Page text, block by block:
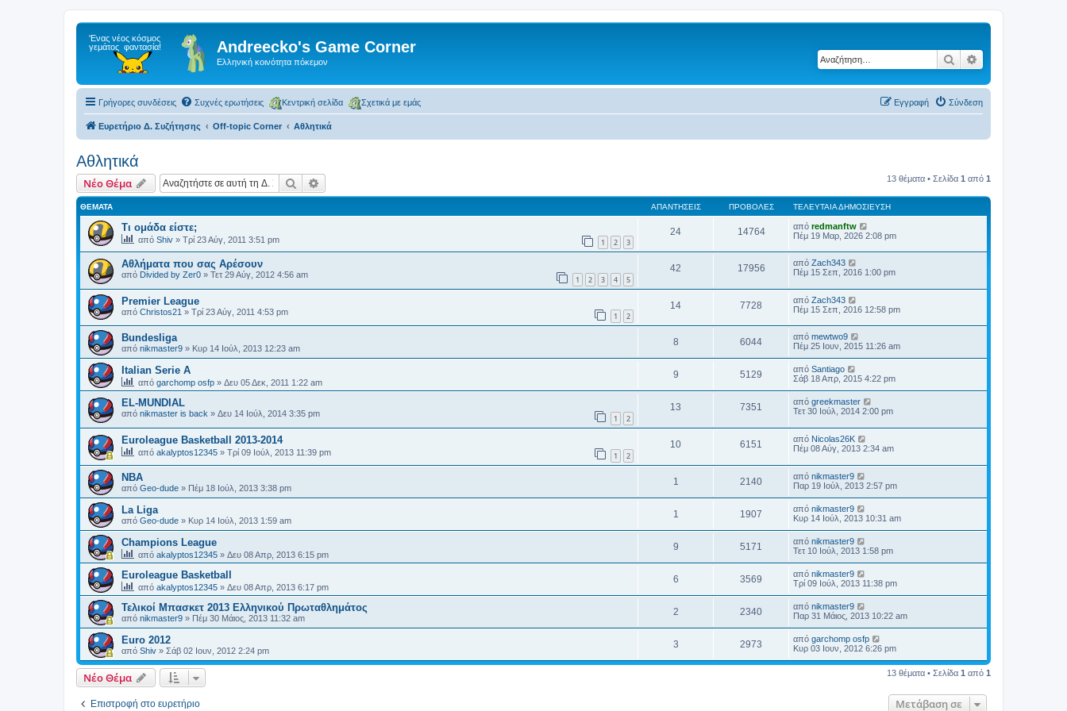
Andreecko's Game Corner
Ελληνική κοινότητα πόκεμον Αναζήτηση
Γρήγορες συνδέσεις Συχνές ερωτήσεις Κεντρική σελίδα Σχετικά με εμάς Σύνδεση
Εγγραφή
Ευρετήριο Δ. Συζήτησης Off-topic Corner Αθλητικά
Αθλητικά
Νέο Θέμα Αναζήτηση 13 θέματα • Σελίδα 1 από 1
ΘΈΜΑΤΑ ΑΠΑΝΤΉΣΕΙΣ ΠΡΟΒΟΛΈΣ ΤΕΛΕΥΤΑΊΑ ΔΗΜΟΣΊΕΥΣΗ
Τι ομάδα είστε;
από Shiv » Τρί 23 Αύγ, 2011 3:51 pm 1 2 3
24 14764 από redmanftw
Πέμ 19 Μαρ, 2026 2:08 pm
Αθλήματα που σας Αρέσουν
από Divided by Zer0 » Τετ 29 Αύγ, 2012 4:56 am 1 2 3 4 5
42 17956 από Zach343
Πέμ 15 Σεπ, 2016 1:00 pm
Premier League
από Christos21 » Τρί 23 Αύγ, 2011 4:53 pm 1 2
14 7728 από Zach343
Πέμ 15 Σεπ, 2016 12:58 pm
Βundesliga
από nikmaster9 » Κυρ 14 Ιούλ, 2013 12:23 am
8 6044 από mewtwo9
Πέμ 25 Ιουν, 2015 11:26 am
Italian Serie A
από garchomp osfp » Δευ 05 Δεκ, 2011 1:22 am
9 5129 από Santiago
Σάβ 18 Απρ, 2015 4:22 pm
EL-MUNDIAL
από nikmaster is back » Δευ 14 Ιούλ, 2014 3:35 pm 1 2
13 7351 από greekmaster
Τετ 30 Ιούλ, 2014 2:00 pm
Euroleague Basketball 2013-2014
από akalyptos12345 » Τρί 09 Ιούλ, 2013 11:39 pm 1 2
10 6151 από Nicolas26K
Πέμ 08 Αύγ, 2013 2:34 am
ΝΒΑ
από Geo-dude » Πέμ 18 Ιούλ, 2013 3:38 pm
1 2140 από nikmaster9
Παρ 19 Ιούλ, 2013 2:57 pm
La Liga
από Geo-dude » Κυρ 14 Ιούλ, 2013 1:59 am
1 1907 από nikmaster9
Κυρ 14 Ιούλ, 2013 10:31 am
Champions League
από akalyptos12345 » Δευ 08 Απρ, 2013 6:15 pm
9 5171 από nikmaster9
Τετ 10 Ιούλ, 2013 1:58 pm
Euroleague Basketball
από akalyptos12345 » Δευ 08 Απρ, 2013 6:17 pm
6 3569 από nikmaster9
Τρί 09 Ιούλ, 2013 11:38 pm
Τελικοί Μπασκετ 2013 Ελληνικού Πρωταθλημάτος
από nikmaster9 » Πέμ 30 Μάιος, 2013 11:32 am
2 2340 από nikmaster9
Παρ 31 Μάιος, 2013 10:22 am
Euro 2012
από Shiv » Σάβ 02 Ιουν, 2012 2:24 pm
3 2973 από garchomp osfp
Κυρ 03 Ιουν, 2012 6:26 pm
Νέο Θέμα 13 θέματα • Σελίδα 1 από 1
Επιστροφή στο ευρετήριο Μετάβαση σε